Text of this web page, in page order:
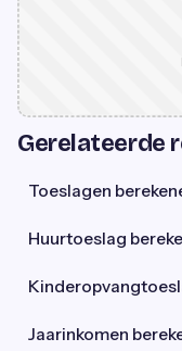
Gerelateerde
Toeslagen
Huurtoeslag
Jaarinkomen